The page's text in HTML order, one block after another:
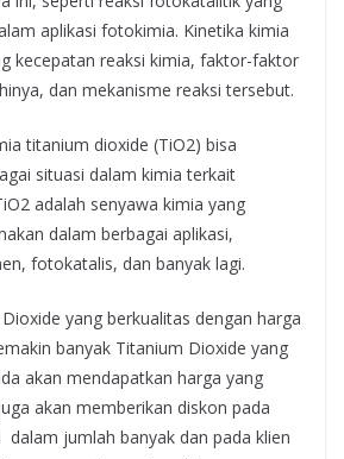
aplikasi fotokimia. Kinetika kimia
kecepatan reaksi kimia, faktor-faktor
dan mekanisme reaksi tersebut.
titanium dioxide (TiO2) bisa
situasi dalam kimia terkait
adalah senyawa kimia yang
dalam berbagai aplikasi,
fotokatalis, dan banyak lagi.
yang berkualitas dengan harga
banyak Titanium Dioxide yang
akan mendapatkan harga yang
akan memberikan diskon pada
jumlah banyak dan pada klien